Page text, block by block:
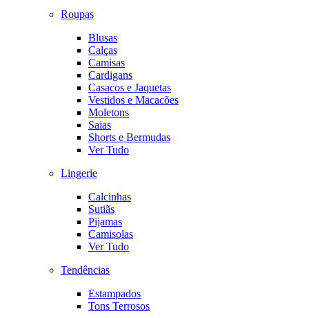
Roupas
Blusas
Calças
Camisas
Cardigans
Casacos e Jaquetas
Vestidos e Macacões
Moletons
Saias
Shorts e Bermudas
Ver Tudo
Lingerie
Calcinhas
Sutiãs
Pijamas
Camisolas
Ver Tudo
Tendências
Estampados
Tons Terrosos